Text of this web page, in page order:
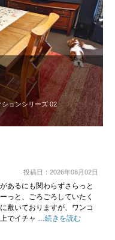
ョンシリーズ 02
投稿日：2026年08月02日
あるにも関わらずさらっと
っと、ごろごろしていたく
敷いておりますが、ワンコ
でイチャ …続きを読む